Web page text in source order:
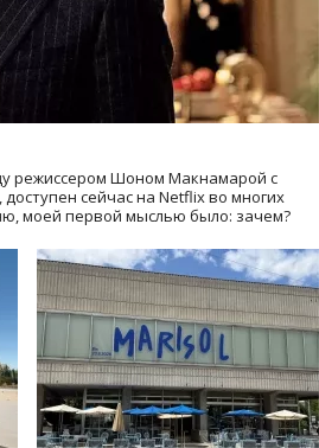
режиссером Шоном Макнамарой с
сейчас на Netflix во многих
моей первой мыслью было: зачем?